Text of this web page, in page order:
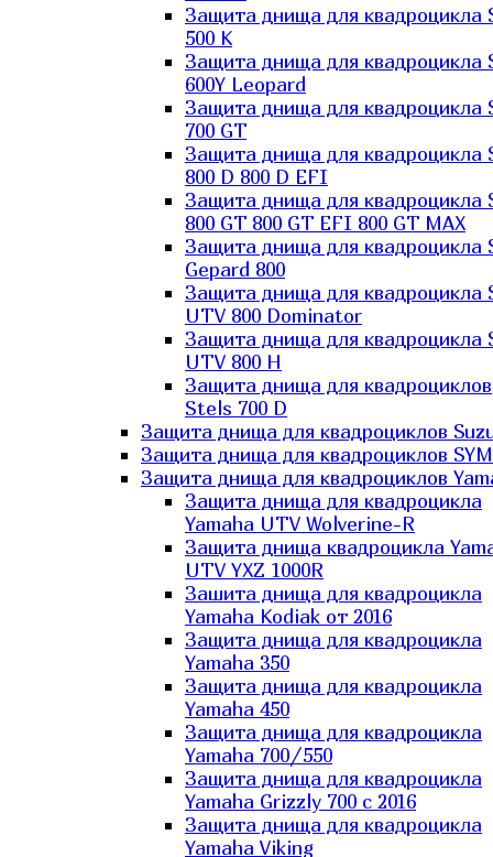
Защита днища для квадроцикла
500 K
Защита днища для квадроцикла
600Y Leopard
Защита днища для квадроцикла
700 GT
Защита днища для квадроцикла
800 D 800 D EFI
Защита днища для квадроцикла
800 GT 800 GT EFI 800 GT MAX
Защита днища для квадроцикла
Gepard 800
Защита днища для квадроцикла
UTV 800 Dominator
Защита днища для квадроцикла
UTV 800 H
Защита днища для квадроциклов
Stels 700 D
Защита днища для квадроциклов
Защита днища для квадроциклов SYM
Защита днища для квадроциклов
Защита днища для квадроцикла
Yamaha UTV Wolverine-R
Защита днища квадроцикла
UTV YXZ 1000R
Зашита днища для квадроцикла
Yamaha Kodiak от 2016
Защита днища для квадроцикла
Yamaha 350
Защита днища для квадроцикла
Yamaha 450
Защита днища для квадроцикла
Yamaha 700/550
Защита днища для квадроцикла
Yamaha Grizzly 700 с 2016
Защита днища для квадроцикла
Yamaha Viking